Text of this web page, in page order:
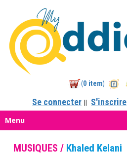
(0 item)
Se connecter S'inscrire
Menu
MUSIQUES / Khaled Kelani